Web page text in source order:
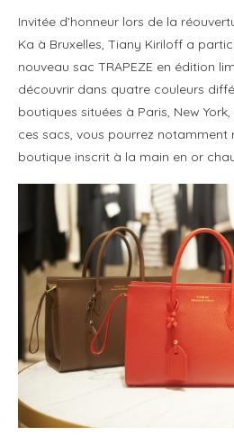
Invitée d’honneur lors de la
Ka à Bruxelles, Tiany Kiriloff a
nouveau sac TRAPEZE en édition
découvrir dans quatre couleurs
boutiques situées à Paris, New
ces sacs, vous pourrez notamment
boutique inscrit à la main en or